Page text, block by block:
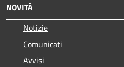
NOVITÀ
Notizie
Comunicati
Avvisi